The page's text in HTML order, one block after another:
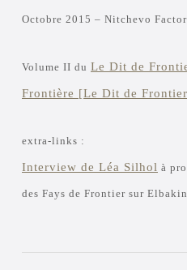
Octobre 2015 – Nitchevo
Volume II du Le Dit de
Frontière [Le Dit de
extra-links :
Interview de Léa Silhol à
des Fays de Frontier sur
de